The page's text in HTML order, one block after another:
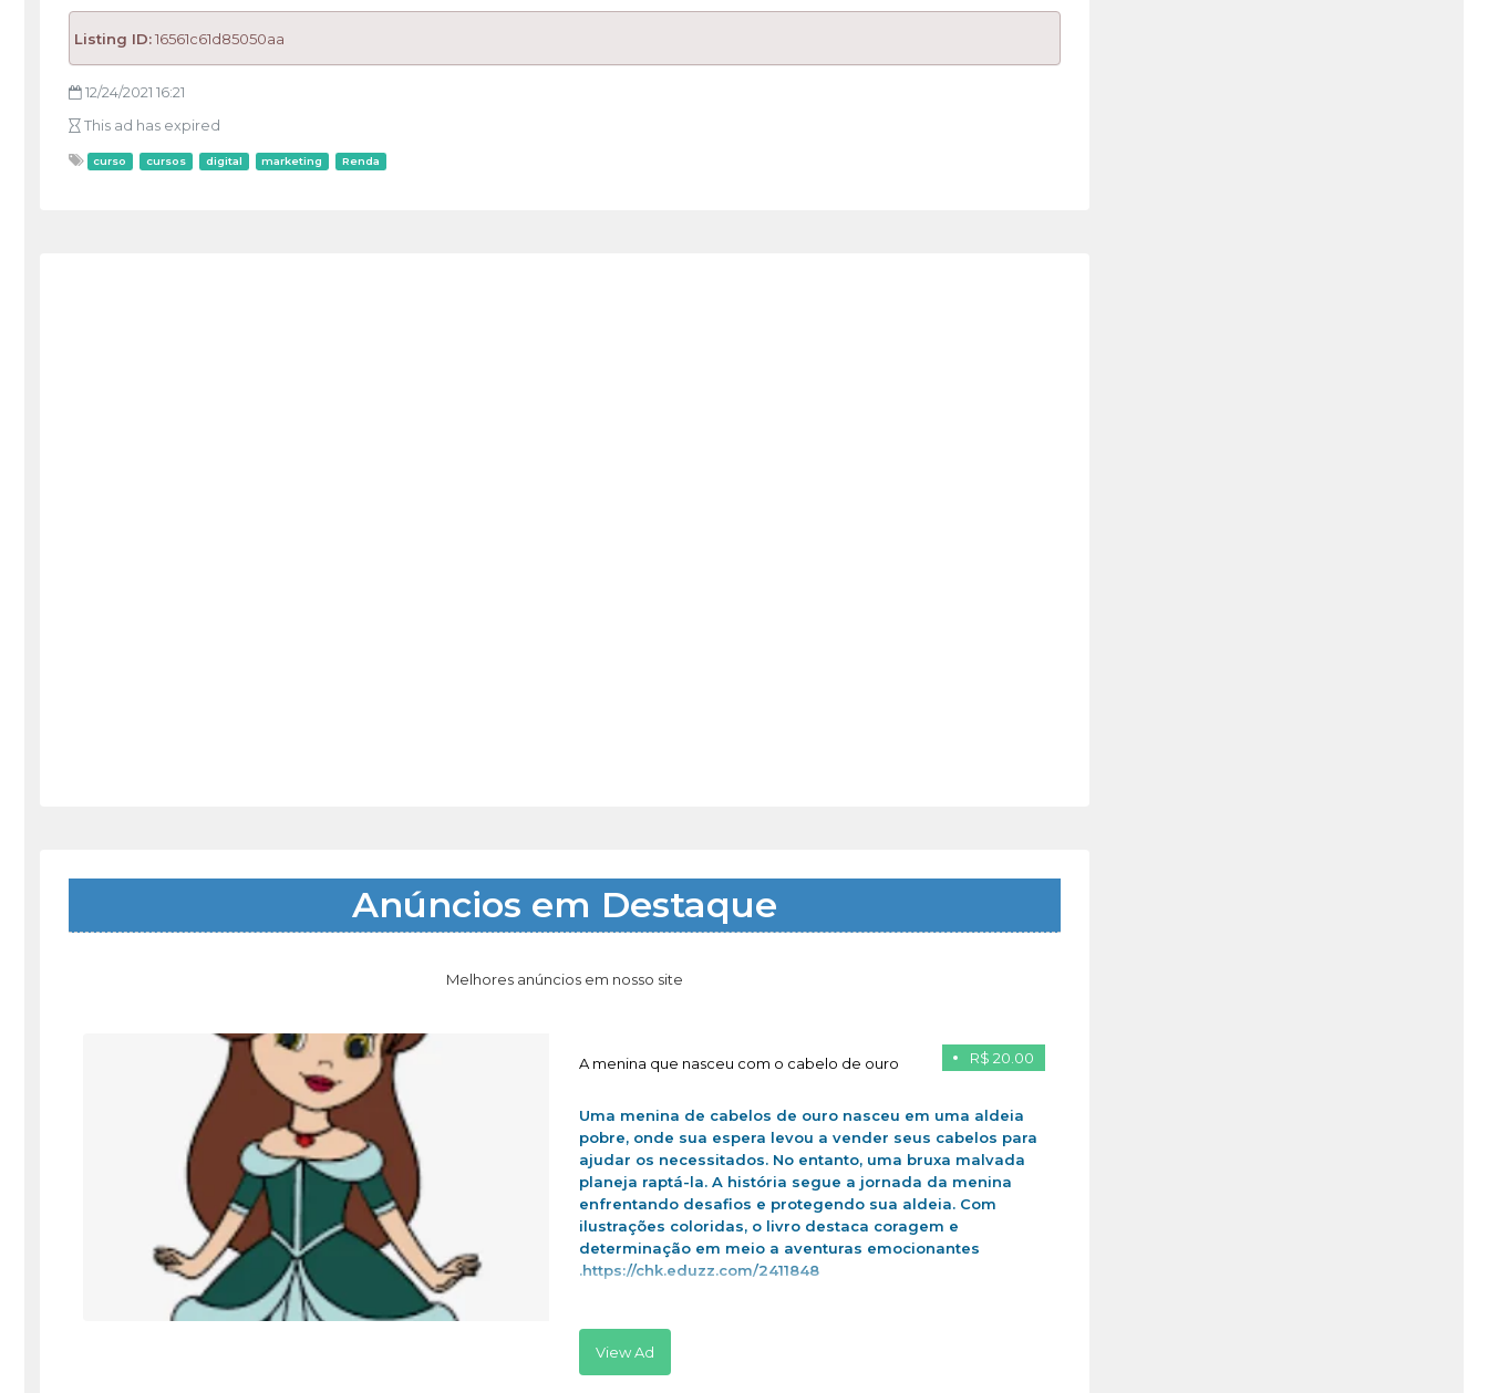
Listing ID:16561c61d85050aa
12/24/2021 16:21
This ad has expired
curso cursos digital marketing Renda
Anúncios em Destaque
Melhores anúncios em nosso site
R$ 20.00
A menina que nasceu com o cabelo de ouro
Uma menina de cabelos de ouro nasceu em uma aldeia
pobre, onde sua espera levou a vender seus cabelos para
ajudar os necessitados. No entanto, uma bruxa malvada
planeja raptá-la. A história segue a jornada da menina
enfrentando desafios e protegendo sua aldeia. Com
ilustrações coloridas, o livro destaca coragem e
determinação em meio a aventuras emocionantes
.https://chk.eduzz.com/2411848
View Ad